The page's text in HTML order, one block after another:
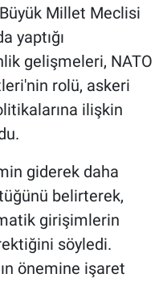
Millet Meclisi
yaptığı
gelişmeleri, NATO
rolü, askeri
ilişkin
giderek daha
belirterek,
girişimlerin
söyledi.
önemine işaret